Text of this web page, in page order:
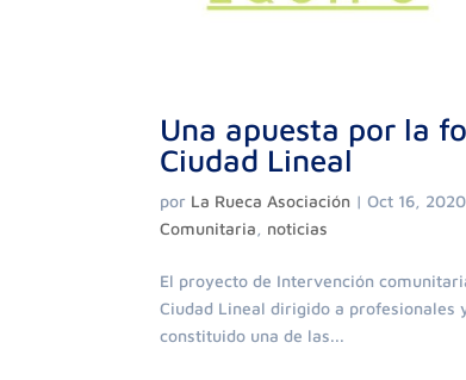
Una apuesta por la
Ciudad Lineal
por La Rueca Asociación |Oct 16, 2020
Comunitaria, noticias
El proyecto de Intervención
Ciudad Lineal dirigido a profesionales
constituido una de las...